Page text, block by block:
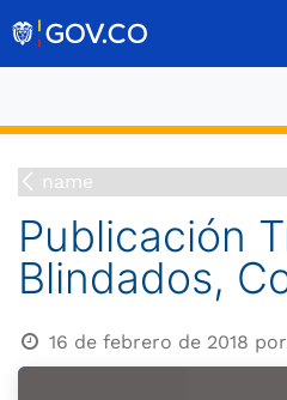
name
Publicación
Blindados,
16 de febrero de 2018 por